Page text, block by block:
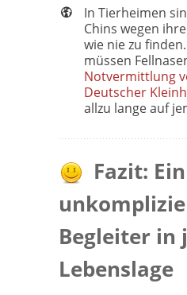
In Tierheimen
Chins wegen
wie nie zu
müssen
Notvermittlung
Deutscher
allzu lange auf
Fazit: Ein
Begleiter in
Lebenslage